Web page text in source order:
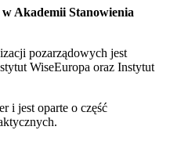
w Akademii Stanowienia
pozarządowych jest
WiseEuropa oraz Instytut
i jest oparte o część